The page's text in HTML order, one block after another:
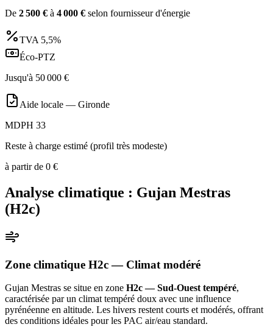
De 2 500 € à 4 000 € selon fournisseur d'énergie
TVA 5,5%
Éco-PTZ
Jusqu'à 50 000 €
Aide locale — Gironde
MDPH 33
Reste à charge estimé (profil très modeste)
à partir de 0 €
Analyse climatique : Gujan Mestras
(H2c)
Zone climatique H2c— Climat modéré
Gujan Mestras se situe en zone H2c — Sud-Ouest tempéré,
caractérisée par un climat tempéré doux avec une influence
pyrénéenne en altitude. Les hivers restent courts et modérés, offrant
des conditions idéales pour les PAC air/eau standard.